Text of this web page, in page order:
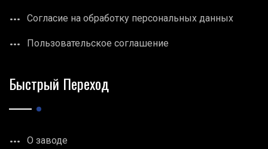
Согласие на обработку персональных данных
Пользовательское соглашение
Быстрый Переход
О заводе